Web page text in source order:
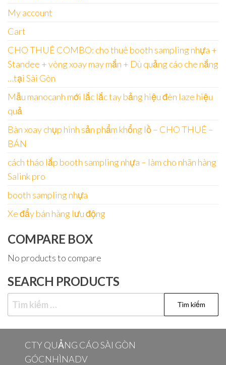
My account
Cart
CHO THUÊ COMBO: cho thuê booth sampling nhựa +
Standee + vòng xoay may mắn + Dù quảng cáo che nắng
…tại Sài Gòn
Mẫu manocanh mới lắc lắc tay bảng hiệu đèn laze hiệu
quả
Bàn xoay chụp hình sản phẩm khổng lồ – CHO THUÊ –
BÁN
cách tháo lắp booth sampling nhựa – làm cho nhãn hàng
Salink pro
booth sampling nhựa
Xe đẩy bán hàng lưu động
COMPARE BOX
No products to compare
SEARCH PRODUCTS
Tìm
kiếm
cho:
CTY QUẢNG CÁO SÀI GÒN
GÓCNHÌNADV